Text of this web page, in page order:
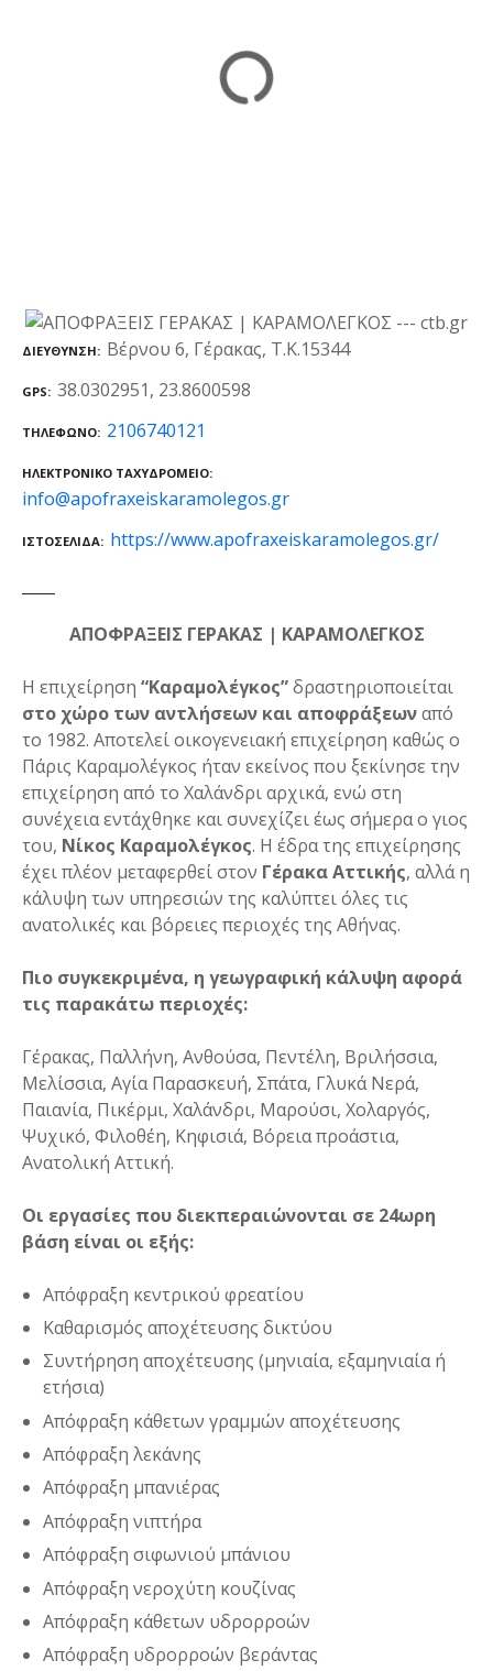
ΔΙΕΎΘΥΝΣΗ Βέρνου 6, Γέρακας, Τ.Κ.15344
GPS 38.0302951, 23.8600598
ΤΗΛΈΦΩΝΟ 2106740121
ΗΛΕΚΤΡΟΝΙΚΌ ΤΑΧΥΔΡΟΜΕΊΟ
info@apofraxeiskaramolegos.gr
ΙΣΤΟΣΕΛΊΔΑ https://www.apofraxeiskaramolegos.gr/
ΑΠΟΦΡΑΞΕΙΣ ΓΕΡΑΚΑΣ | ΚΑΡΑΜΟΛΕΓΚΟΣ
Η επιχείρηση “Καραμολέγκος”δραστηριοποιείται
στο χώρο των αντλήσεων και αποφράξεωναπό
το 1982. Αποτελεί οικογενειακή επιχείρηση καθώς ο
Πάρις Καραμολέγκος ήταν εκείνος που ξεκίνησε την
επιχείρηση από το Χαλάνδρι αρχικά, ενώ στη
συνέχεια εντάχθηκε και συνεχίζει έως σήμερα ο γιος
του, Νίκος Καραμολέγκος. Η έδρα της επιχείρησης
έχει πλέον μεταφερθεί στον Γέρακα Αττικής, αλλά η
κάλυψη των υπηρεσιών της καλύπτει όλες τις
ανατολικές και βόρειες περιοχές της Αθήνας.
Πιο συγκεκριμένα, η γεωγραφική κάλυψη αφορά
τις παρακάτω περιοχές:
Γέρακας, Παλλήνη, Ανθούσα, Πεντέλη, Βριλήσσια,
Μελίσσια, Αγία Παρασκευή, Σπάτα, Γλυκά Νερά,
Παιανία, Πικέρμι, Χαλάνδρι, Μαρούσι, Χολαργός,
Ψυχικό, Φιλοθέη, Κηφισιά, Βόρεια προάστια,
Ανατολική Αττική.
Οι εργασίες που διεκπεραιώνονται σε 24ωρη
βάση είναι οι εξής:
Απόφραξη κεντρικού φρεατίου
Καθαρισμός αποχέτευσης δικτύου
Συντήρηση αποχέτευσης (μηνιαία, εξαμηνιαία ή
ετήσια)
Απόφραξη κάθετων γραμμών αποχέτευσης
Απόφραξη λεκάνης
Απόφραξη μπανιέρας
Απόφραξη νιπτήρα
Απόφραξη σιφωνιού μπάνιου
Απόφραξη νεροχύτη κουζίνας
Απόφραξη κάθετων υδρορροών
Απόφραξη υδρορροών βεράντας